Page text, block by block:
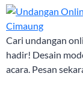
Cari undangan
hadir! Desain
acara. Pesan